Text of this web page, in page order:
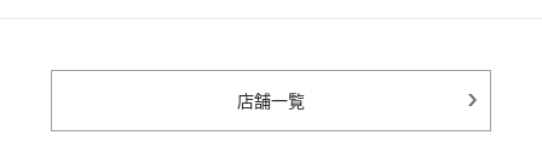
店舗一覧